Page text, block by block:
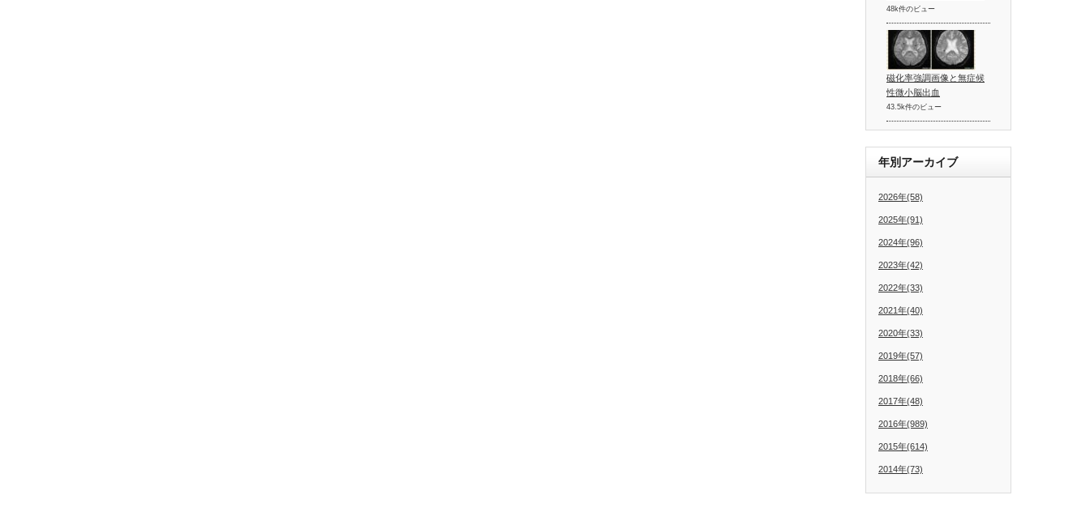
48k件のビュー
磁化率強調画像と無症候
性微小脳出血
43.5k件のビュー
年別アーカイブ
2026年(58)
2025年(91)
2024年(96)
2023年(42)
2022年(33)
2021年(40)
2020年(33)
2019年(57)
2018年(66)
2017年(48)
2016年(989)
2015年(614)
2014年(73)